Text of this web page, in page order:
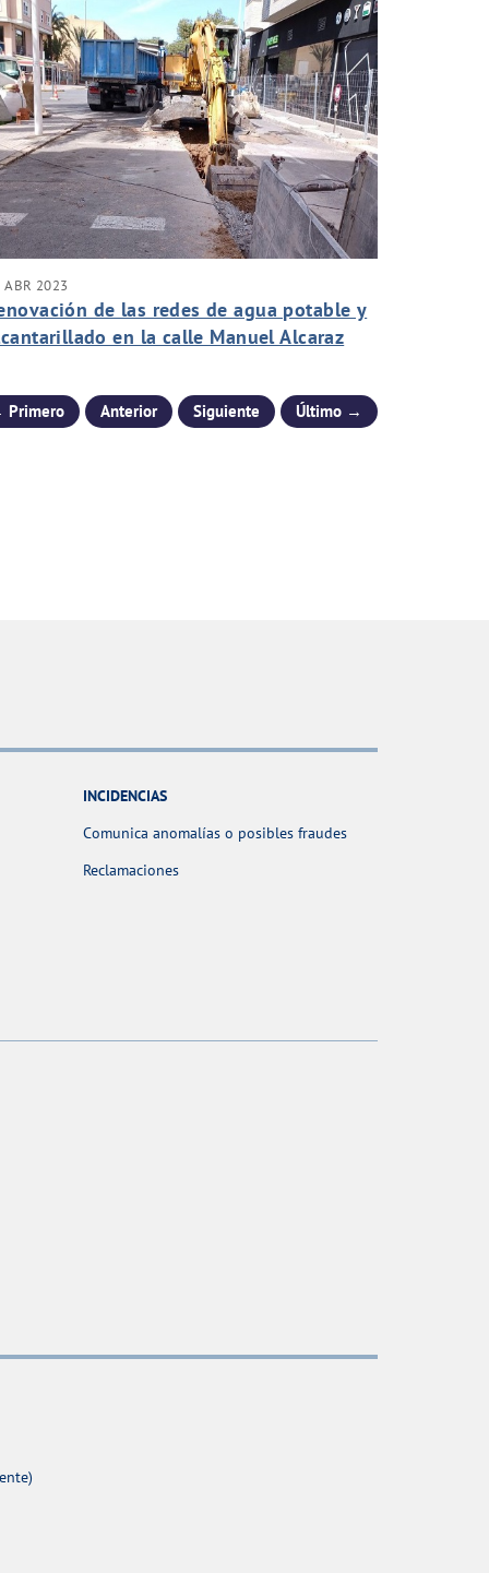
ABR 2023
de las redes de agua potable y
en la calle Manuel Alcaraz
Anterior Siguiente Último →
INCIDENCIAS
Comunica anomalías o posibles fraudes
Reclamaciones